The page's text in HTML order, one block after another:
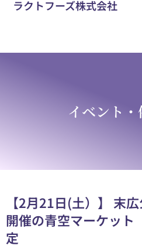
ラクトフーズ株式会社
イベント
【2月21日(土）】 末
開催の青空マーケット
定